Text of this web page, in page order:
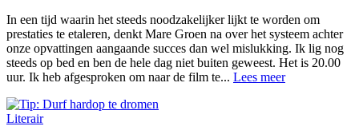
In een tijd waarin het steeds noodzakelijker lijkt te worden om
prestaties te etaleren, denkt Mare Groen na over het systeem achter
onze opvattingen aangaande succes dan wel mislukking. Ik lig nog
steeds op bed en ben de hele dag niet buiten geweest. Het is 20.00
uur. Ik heb afgesproken om naar de film te... Lees meer
Literair